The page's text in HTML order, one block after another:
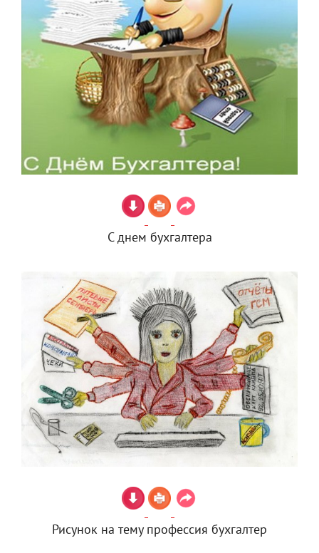
С днем бухгалтера
Рисунок на тему профессия бухгалтер